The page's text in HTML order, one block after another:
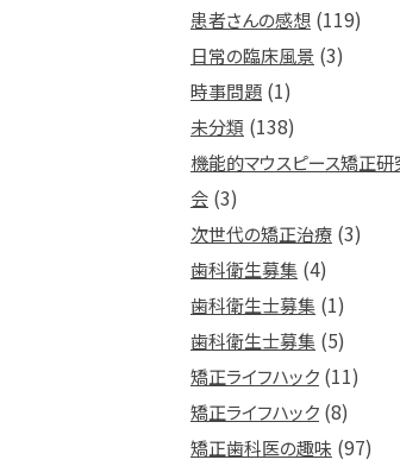
患者さんの感想 (119)
日常の臨床風景 (3)
時事問題 (1)
未分類 (138)
機能的マウスピース矯正研
会 (3)
次世代の矯正治療 (3)
歯科衛生募集 (4)
歯科衛生士募集 (1)
歯科衛生士募集 (5)
矯正ライフハック (11)
矯正ライフハック (8)
矯正歯科医の趣味 (97)